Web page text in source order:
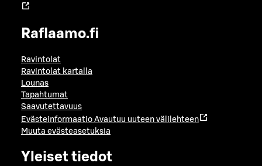
Raflaamo.fi
Ravintolat
Ravintolat kartalla
Lounas
Tapahtumat
Saavutettavuus
Evästeinformaatio Avautuu uuteen välilehteen
Muuta evästeasetuksia
Yleiset tiedot